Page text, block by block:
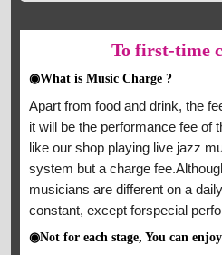
To first-time
◉What is Music Charge ?
Apart from food and drink, the
it will be the performance fee of
like our shop playing live jazz
system but a charge
musicians are different on a
constant, except forspecial
◉Not for each stage, You can